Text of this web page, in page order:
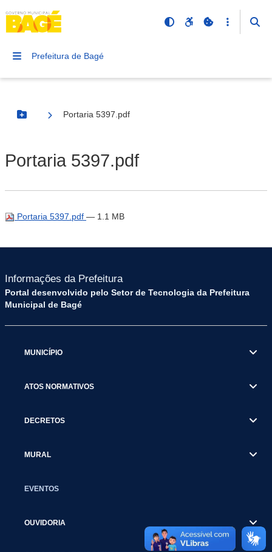
Prefeitura de Bagé
Botão Menu
Portaria 5397.pdf
Portaria 5397.pdf
Portaria 5397.pdf — 1.1 MB
Informações da Prefeitura
Portal desenvolvido pelo Setor de Tecnologia da Prefeitura
Municipal de Bagé
MUNICÍPIO
ATOS NORMATIVOS
DECRETOS
MURAL
EVENTOS
OUVIDORIA